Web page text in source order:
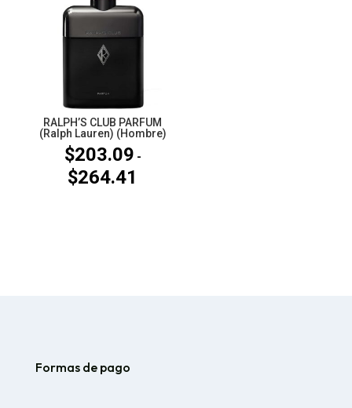
RALPH’S CLUB PARFUM
(Ralph Lauren) (Hombre)
$203.09 -
$264.41
Formas de pago